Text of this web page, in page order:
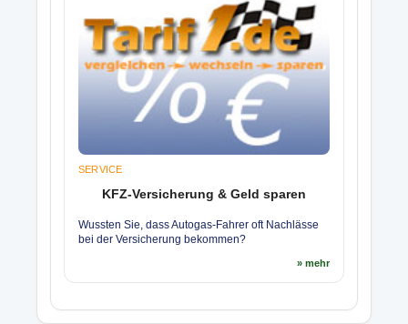
SERVICE
KFZ-Versicherung & Geld sparen
Wussten Sie, dass Autogas-Fahrer oft Nachlässe
bei der Versicherung bekommen?
» mehr